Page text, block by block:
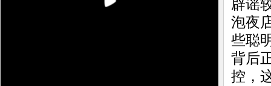
辟谣
泡夜
些聪
背后
控，